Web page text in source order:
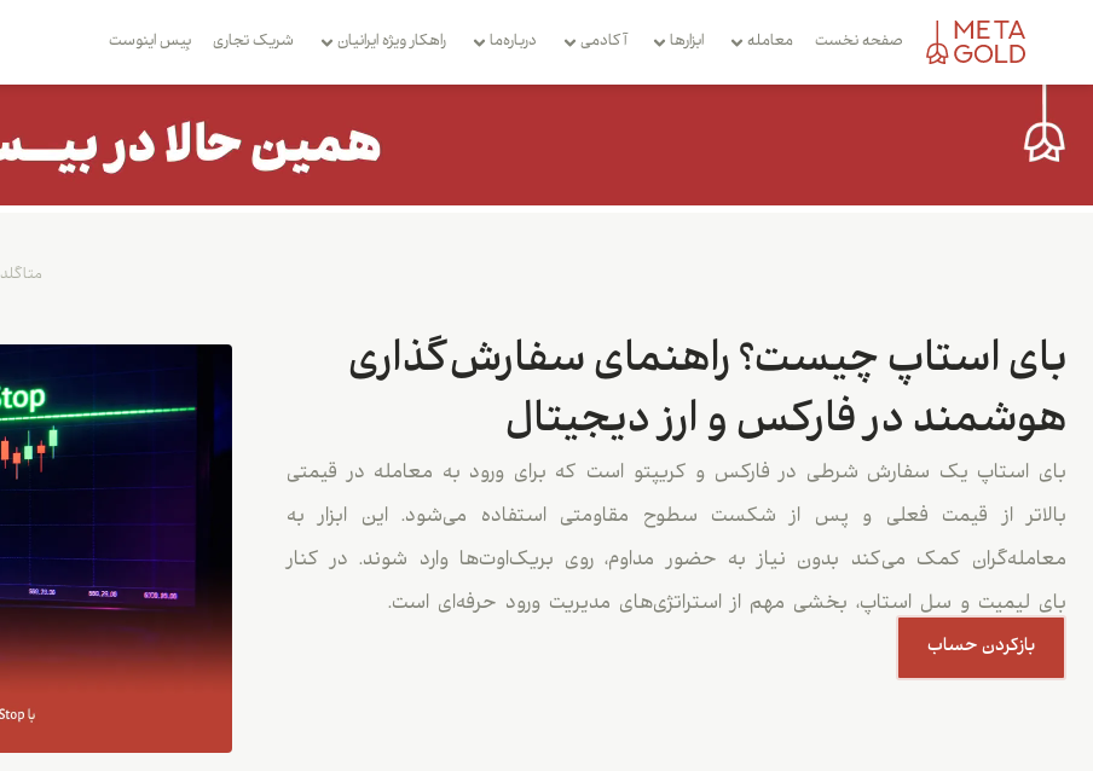
صفحه نخست معامله ابزارها آکادمی درباره‌ما راهکار ویژه ایرانیان شریک تجاری بِیس اینوست
متاگلد
بای استاپ چیست؟ راهنمای سفارش‌گذاری
هوشمند در فارکس و ارز دیجیتال
بای استاپ یک سفارش شرطی در فارکس و کریپتو است که برای ورود به معامله در قیمتی
بالاتر از قیمت فعلی و پس از شکست سطوح مقاومتی استفاده می‌شود. این ابزار به
معامله‌گران کمک می‌کند بدون نیاز به حضور مداوم، روی بریک‌اوت‌ها وارد شوند. در کنار
بای لیمیت و سل استاپ، بخشی مهم از استراتژی‌های مدیریت ورود حرفه‌ای است.
بازکردن حساب